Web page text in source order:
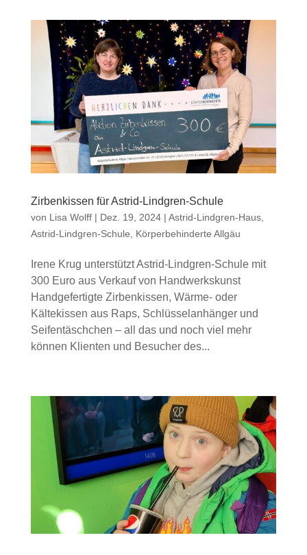
Zirbenkissen für Astrid-Lindgren-Schule
von Lisa Wolff| Dez. 19, 2024| Astrid-Lindgren-Haus,
Astrid-Lindgren-Schule
Körperbehinderte Allgäu
Irene Krug unterstützt Astrid-Lindgren-Schule mit
300 Euro aus Verkauf von Handwerkskunst
Handgefertigte Zirbenkissen, Wärme- oder
Kältekissen aus Raps, Schlüsselanhänger und
Seifentäschchen – all das und noch viel mehr
können Klienten und Besucher des...